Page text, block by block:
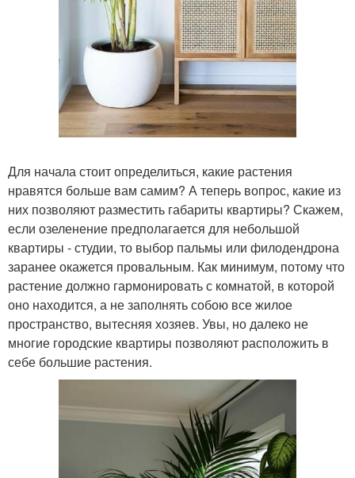
Для начала стоит определиться, какие растения
нравятся больше вам самим? А теперь вопрос, какие из
них позволяют разместить габариты квартиры? Скажем,
если озеленение предполагается для небольшой
квартиры - студии, то выбор пальмы или филодендрона
заранее окажется провальным. Как минимум, потому что
растение должно гармонировать с комнатой, в которой
оно находится, а не заполнять собою все жилое
пространство, вытесняя хозяев. Увы, но далеко не
многие городские квартиры позволяют расположить в
себе большие растения.